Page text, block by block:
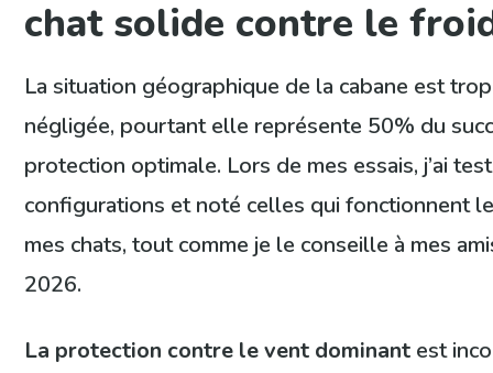
chat solide contre le
La situation géographique de la cabane est
négligée, pourtant elle représente 50% du
protection optimale. Lors de mes essais, j’ai
configurations et noté celles qui fonctionnent
mes chats, tout comme je le conseille à mes
2026.
La protection contre le vent dominant est